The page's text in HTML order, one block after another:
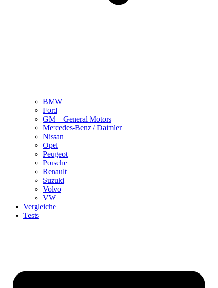
BMW
Ford
GM – General Motors
Mercedes-Benz / Daimler
Nissan
Opel
Peugeot
Porsche
Renault
Suzuki
Volvo
VW
Vergleiche
Tests